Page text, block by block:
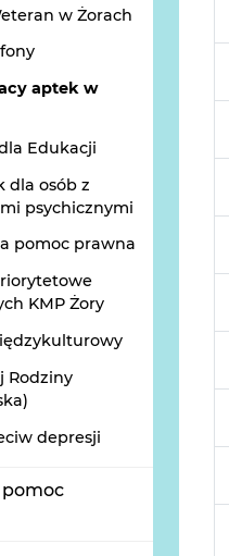
w Żorach
aptek w
Edukacji
dla osób z
psychicznymi
pomoc prawna
KMP Żory
Rodziny
depresji
pomoc